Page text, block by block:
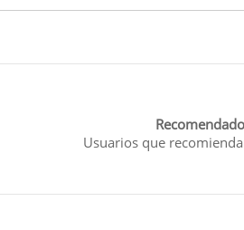
Recomendado
Usuarios que